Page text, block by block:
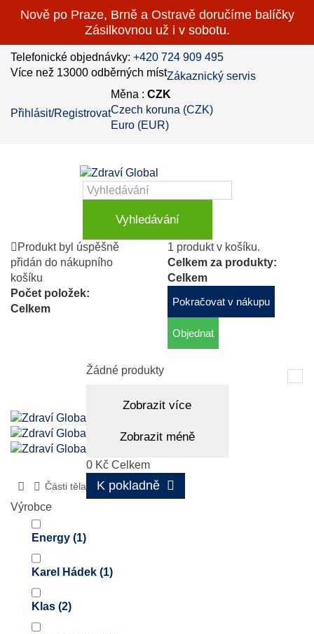
Nově po Praze, Brně a Ostravě doručíme balíčky
Zásilkovnou už i v sobotu.
Telefonické objednávky: +420 724 909 495
Více než 13000 odběrných místZákaznický servis
Přihlásit/Registrovat
Měna : CZK
Czech koruna (CZK)
Euro (EUR)
Vyhledávání
Košík
(prázdný)
Žádné produkty
Zobrazit více
Zobrazit méně
0 Kč Celkem
K pokladně
Produkt byl úspěšně
přidán do nákupního
košíku
Počet položek:
Celkem
1 produkt v košíku.
Celkem za produkty:
Celkem
Pokračovat v nákupu
Objednat
Části těla Nos
Výrobce
Energy (1)
Karel Hádek (1)
Klas (2)